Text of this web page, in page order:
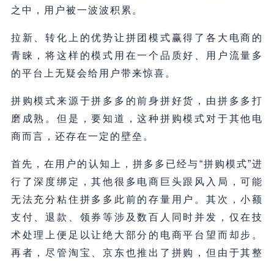
之中，用户被一波波积累。
拉新、转化上的优势让拼团模式赢得了各大电商的
青睐，将这样的模式用在一个品质好、用户流量多
的平台上无疑会给用户带来惊喜。
拼购模式来源于拼多多的前身拼好货，由拼多多打
磨成熟。但是，要知道，这种拼购模式对于其他电
商而言，还存在一定的壁垒。
首先，在用户的认知上，拼多多已经与“拼购模式”进
行了深度绑定，其他很多电商巨头跟风入局，可能
无法充分粘住拼多多此前的存量用户。其次，小额
支付、退款、领券等涉及数百人同时并发，仅在技
术处理上便足以让绝大部分的电商平台望而却步。
再者，尽管淘宝、京东也推出了拼购，但由于其整